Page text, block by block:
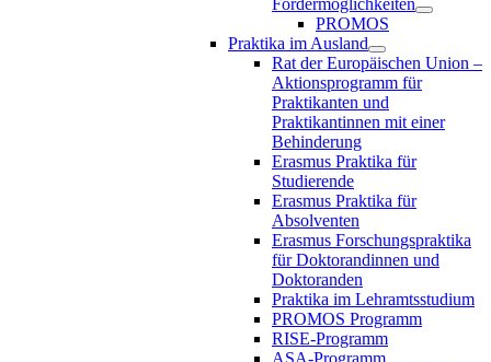
PROMOS
Praktika im Ausland
Rat der Europäischen Union –
Aktionsprogramm für
Praktikanten und
Praktikantinnen mit einer
Behinderung
Erasmus Praktika für
Studierende
Erasmus Praktika für
Absolventen
Erasmus Forschungspraktika
für Doktorandinnen und
Doktoranden
Praktika im Lehramtsstudium
PROMOS Programm
RISE-Programm
ASA-Programm